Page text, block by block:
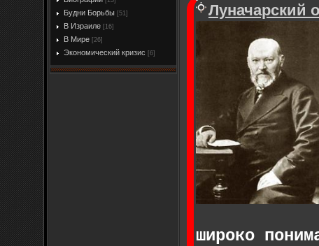
Будни Борьбы [51]
В Израиле [16]
В Мире [26]
Экономический кризис [6]
Луначарский
широко